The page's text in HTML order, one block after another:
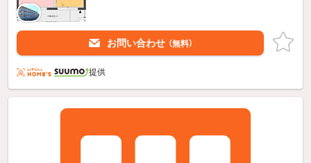
お問い合わせ （無料）
提供